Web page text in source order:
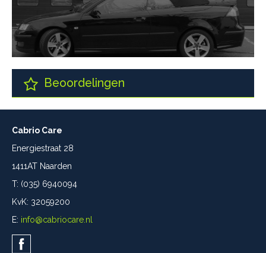
Beoordelingen
Cabrio Care
Energiestraat 28
1411AT Naarden
T: (035) 6940094
KvK: 32059200
E: info@cabriocare.nl